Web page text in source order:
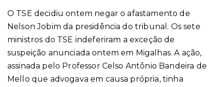
O TSE decidiu ontem negar o afastamento de
Nelson Jobim da presidência do tribunal. Os sete
ministros do TSE indeferiram a exceção de
suspeição anunciada ontem em Migalhas. A ação,
assinada pelo Professor Celso Antônio Bandeira de
Mello que advogava em causa própria, tinha